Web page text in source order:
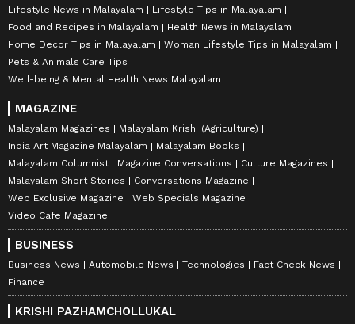
Lifestyle News in Malayalam
Lifestyle Tips in Malayalam
Food and Recipes in Malayalam
Health News in Malayalam
Home Decor Tips in Malayalam
Woman Lifestyle Tips in Malayalam
Pets & Animals Care Tips
Well-being & Mental Health News Malayalam
MAGAZINE
Malayalam Magazines
Malayalam Krishi (Agriculture)
India Art Magazine Malayalam
Malayalam Books
Malayalam Columnist
Magazine Conversations
Culture Magazines
Malayalam Short Stories
Conversations Magazine
Web Exclusive Magazine
Web Specials Magazine
Video Cafe Magazine
BUSINESS
Business News Automobile News Technologies
Fact Check News
Finance
KRISHI PAZHAMCHOLLUKAL